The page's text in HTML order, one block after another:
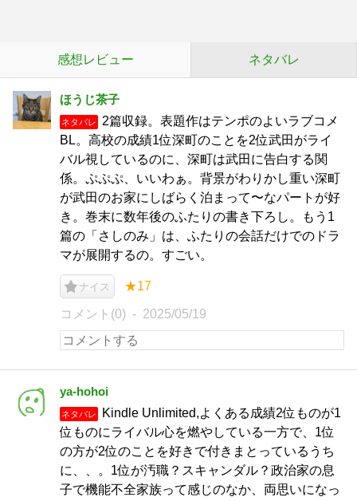
感想レビュー ネタバレ
ほうじ茶子
ネタバレ
2篇収録。表題作はテンポのよいラブコメ
BL。高校の成績1位深町のことを2位武田がライ
バル視しているのに、深町は武田に告白する関
係。ぷぷぷ、いいわぁ。背景がわりかし重い深町
が武田のお家にしばらく泊まって〜なパートが好
き。巻末に数年後のふたりの書き下ろし。もう1
篇の「さしのみ」は、ふたりの会話だけでのドラ
マが展開するの。すごい。
ナイス ★17
コメント(0) 2025/05/19
ya-hohoi
ネタバレ
Kindle Unlimited,よくある成績2位ものが1
位ものにライバル心を燃やしている一方で、1位
の方が2位のことを好きで付きまとっているうち
に、、。1位が汚職？スキャンダル？政治家の息
子で機能不全家族って感じのなか、両思いになっ